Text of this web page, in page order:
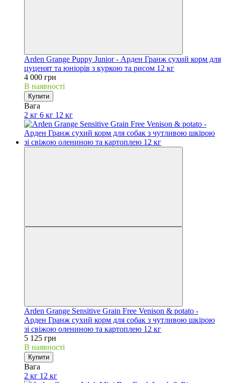
Arden Grange Puppy Junior - Арден Гранж сухий корм для
цуценят та юніорів з куркою та рисом 12 кг
4 000 грн
В наявності
Купити
Вага
2 кг 6 кг 12 кг
Arden Grange Sensitive Grain Free Venison & potato -
Арден Гранж сухий корм для собак з чутливою шкірою
зі свіжою олениною та картоплею 12 кг
5 125 грн
В наявності
Купити
Вага
2 кг 12 кг